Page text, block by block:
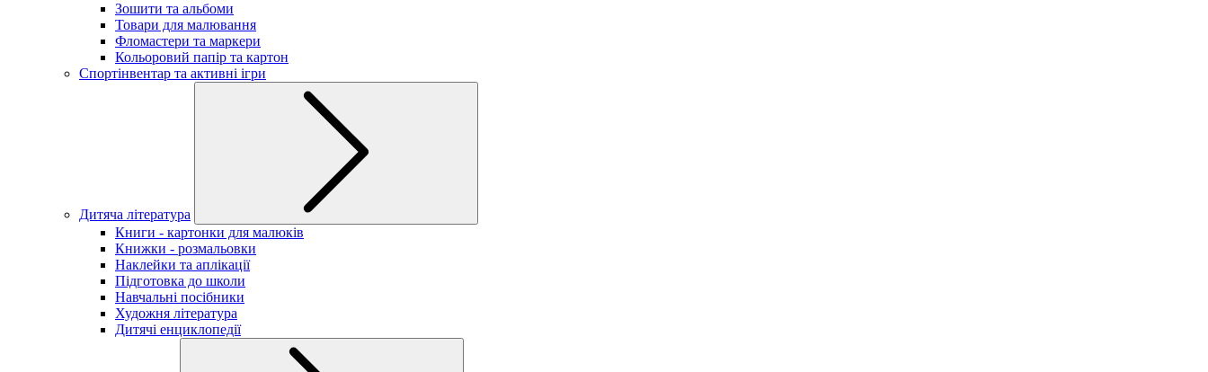
Зошити та альбоми
Товари для малювання
Фломастери та маркери
Кольоровий папір та картон
Спортінвентар та активні ігри
Дитяча література
Книги - картонки для малюків
Книжки - розмальовки
Наклейки та аплікації
Підготовка до школи
Навчальні посібники
Художня література
Дитячі енциклопедії